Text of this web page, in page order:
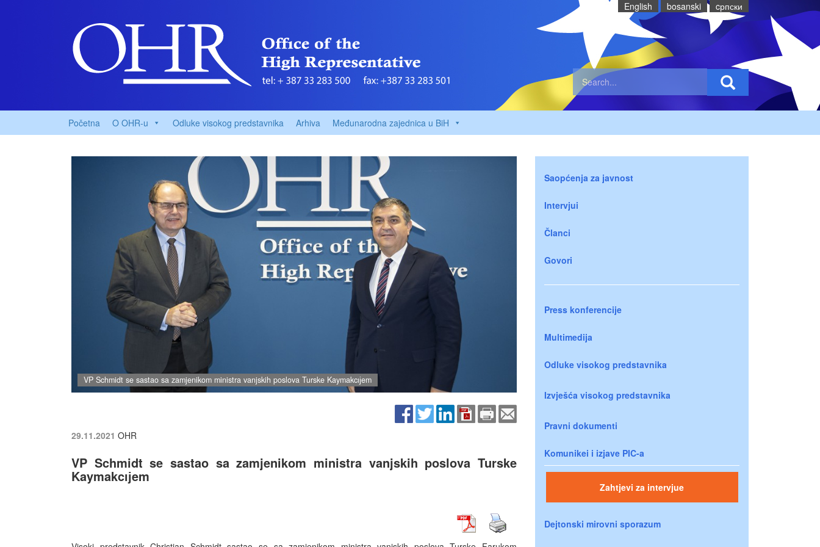
English bosanski cрпски
Početna O OHR-u Odluke visokog predstavnika Arhiva Međunarodna zajednica u BiH
VP Schmidt se sastao sa zamjenikom ministra vanjskih poslova Turske Kaymakcıјem
29.11.2021 OHR
VP Schmidt se sastao sa zamjenikom ministra vanjskih poslova Turske
Kaymakcıјem
Saopćenja za javnost
Intervjui
Članci
Govori
Press konferencije
Multimedija
Odluke visokog predstavnika
Izvješća visokog predstavnika
Pravni dokumenti
Komunikei i izjave PIC-a
Zahtjevi za intervjue
Dejtonski mirovni sporazum